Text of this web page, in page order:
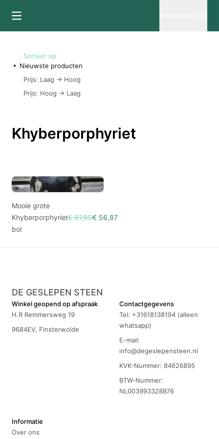
Sorteer op
Nieuwste producten
Prijs: Laag -> Hoog
Prijs: Hoog -> Laag
Khyberporphyriet
Mooie grote
Khyberporphyriet
bol
€ 87,50€ 56,87
DE GESLEPEN STEEN
Winkel geopend op afspraak
H.R Remmersweg 19
9684EV, Finsterwolde
Contactgegevens
Tel: +31618138194 (alleen
whatsapp)
E-mail:
info@degeslepensteen.nl
KVK-Nummer: 84626895
BTW-Nummer:
NL003993328B76
Informatie
Over ons